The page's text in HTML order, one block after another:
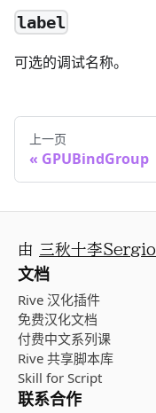
label
可选的调试名称。
上一页
GPUBindGroup
由 三秋十李Sergio
文档
Rive 汉化插件
免费汉化文档
付费中文系列课
Rive 共享脚本库
Skill for Script
联系合作